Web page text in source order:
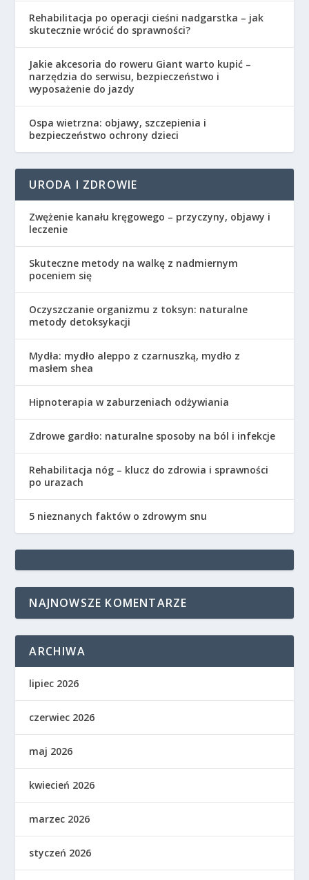
Rehabilitacja po operacji cieśni nadgarstka – jak
skutecznie wrócić do sprawności?
Jakie akcesoria do roweru Giant warto kupić –
narzędzia do serwisu, bezpieczeństwo i
wyposażenie do jazdy
Ospa wietrzna: objawy, szczepienia i
bezpieczeństwo ochrony dzieci
URODA I ZDROWIE
Zwężenie kanału kręgowego – przyczyny, objawy i
leczenie
Skuteczne metody na walkę z nadmiernym
poceniem się
Oczyszczanie organizmu z toksyn: naturalne
metody detoksykacji
Mydła: mydło aleppo z czarnuszką, mydło z
masłem shea
Hipnoterapia w zaburzeniach odżywiania
Zdrowe gardło: naturalne sposoby na ból i infekcje
Rehabilitacja nóg – klucz do zdrowia i sprawności
po urazach
5 nieznanych faktów o zdrowym snu
NAJNOWSZE KOMENTARZE
ARCHIWA
lipiec 2026
czerwiec 2026
maj 2026
kwiecień 2026
marzec 2026
styczeń 2026